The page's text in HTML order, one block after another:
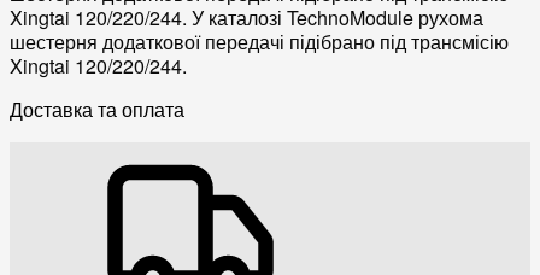
Xingtai 120/220/244. У каталозі TechnoModule рухома
шестерня додаткової передачі підібрано під трансмісію
Xingtai 120/220/244.
Доставка та оплата